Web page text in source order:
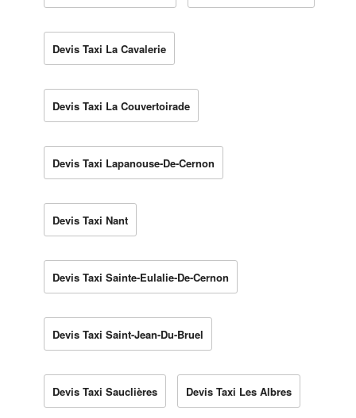
Devis Taxi La Cavalerie
Devis Taxi La Couvertoirade
Devis Taxi Lapanouse-De-Cernon
Devis Taxi Nant
Devis Taxi Sainte-Eulalie-De-Cernon
Devis Taxi Saint-Jean-Du-Bruel
Devis Taxi Sauclières Devis Taxi Les Albres